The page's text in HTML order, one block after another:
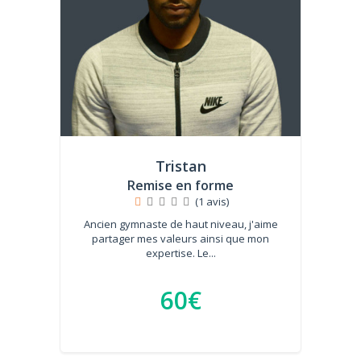
Tristan
Remise en forme
(1 avis)
Ancien gymnaste de haut niveau, j'aime
partager mes valeurs ainsi que mon
expertise. Le...
60€